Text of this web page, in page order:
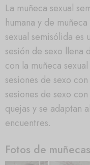
La muñeca sexual
humana y de
sexual semisólida es
sesión de sexo llena
con la muñeca
sesiones de sexo
sesiones de sexo
quejas y se adaptan
encuentres.
Fotos de